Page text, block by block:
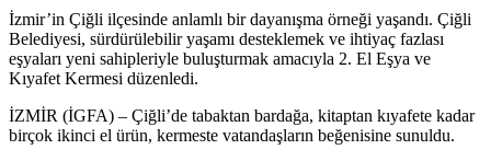
İzmir’in Çiğli ilçesinde anlamlı bir dayanışma örneği yaşandı. Çiğli
Belediyesi, sürdürülebilir yaşamı desteklemek ve ihtiyaç fazlası
eşyaları yeni sahipleriyle buluşturmak amacıyla 2. El Eşya ve
Kıyafet Kermesi düzenledi.
İZMİR (İGFA) – Çiğli’de tabaktan bardağa, kitaptan kıyafete kadar
birçok ikinci el ürün, kermeste vatandaşların beğenisine sunuldu.